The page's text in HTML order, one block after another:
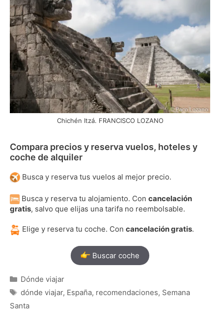
Chichén Itzá. FRANCISCO LOZANO
Compara precios y reserva vuelos, hoteles y
coche de alquiler
Busca y reserva tus vuelos al mejor precio.
Busca y reserva tu alojamiento. Con cancelación
gratis, salvo que elijas una tarifa no reembolsable.
Elige y reserva tu coche. Con cancelación gratis.
Buscar coche
Categorías
Dónde viajar
Etiquetas
dónde viajar, España, recomendaciones, Semana
Santa